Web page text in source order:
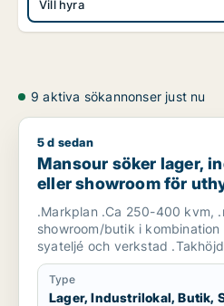
Vill hyra
9 aktiva sökannonser just nu
Mansour söker lager,
5 d sedan
Mansour söker lager,
eller showroom för
Danderyd eller
.Markplan .Ca 250-400 kvm,
showroom/butik i
syateljé och verkstad
Type
Lager, Industrilokal, Butik,